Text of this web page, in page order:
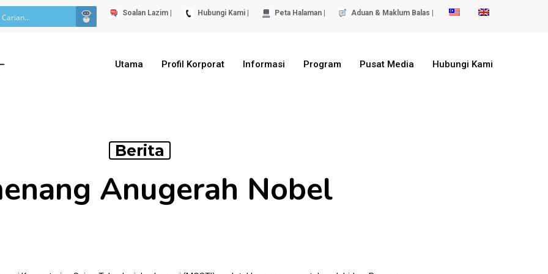
Soalan Lazim | Hubungi Kami | Peta Halaman | Aduan & Maklum Balas |
Utama Profil Korporat Informasi Program Pusat Media Hubungi Kami
Berita
Anugerah Nobel